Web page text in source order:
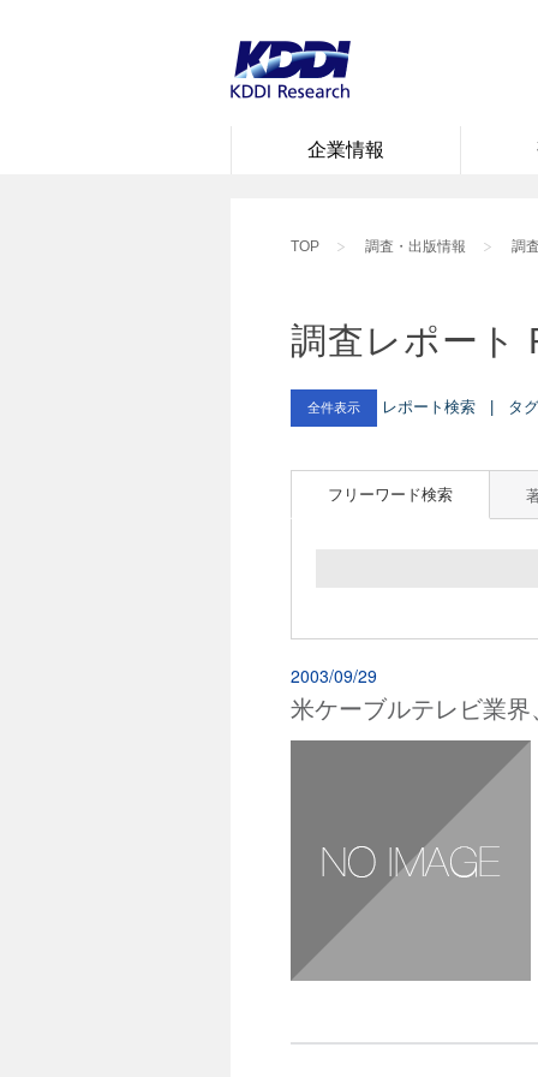
企業情報
TOP 調査・出版情報 調
調査レポート
全件表示 レポート検索 | タグ
フリーワード検索
2003/09/29
米ケーブルテレビ業